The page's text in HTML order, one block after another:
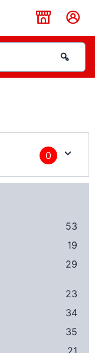
0
53
19
29
23
34
35
21